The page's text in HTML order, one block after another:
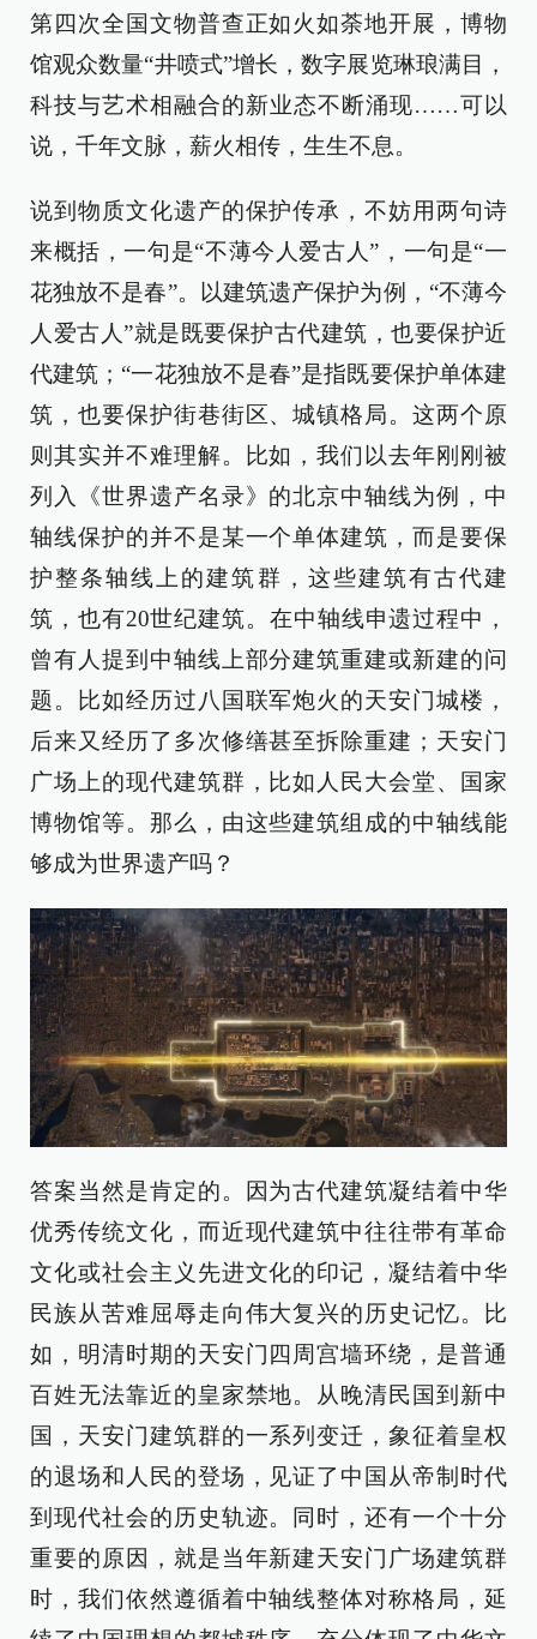
第四次全国文物普查正如火如荼地开展，博物
馆观众数量“井喷式”增长，数字展览琳琅满目，
科技与艺术相融合的新业态不断涌现……可以
说，千年文脉，薪火相传，生生不息。
说到物质文化遗产的保护传承，不妨用两句诗
来概括，一句是“不薄今人爱古人”，一句是“一
花独放不是春”。以建筑遗产保护为例，“不薄今
人爱古人”就是既要保护古代建筑，也要保护近
代建筑；“一花独放不是春”是指既要保护单体建
筑，也要保护街巷街区、城镇格局。这两个原
则其实并不难理解。比如，我们以去年刚刚被
列入《世界遗产名录》的北京中轴线为例，中
轴线保护的并不是某一个单体建筑，而是要保
护整条轴线上的建筑群，这些建筑有古代建
筑，也有20世纪建筑。在中轴线申遗过程中，
曾有人提到中轴线上部分建筑重建或新建的问
题。比如经历过八国联军炮火的天安门城楼，
后来又经历了多次修缮甚至拆除重建；天安门
广场上的现代建筑群，比如人民大会堂、国家
博物馆等。那么，由这些建筑组成的中轴线能
够成为世界遗产吗？
答案当然是肯定的。因为古代建筑凝结着中华
优秀传统文化，而近现代建筑中往往带有革命
文化或社会主义先进文化的印记，凝结着中华
民族从苦难屈辱走向伟大复兴的历史记忆。比
如，明清时期的天安门四周宫墙环绕，是普通
百姓无法靠近的皇家禁地。从晚清民国到新中
国，天安门建筑群的一系列变迁，象征着皇权
的退场和人民的登场，见证了中国从帝制时代
到现代社会的历史轨迹。同时，还有一个十分
重要的原因，就是当年新建天安门广场建筑群
时，我们依然遵循着中轴线整体对称格局，延